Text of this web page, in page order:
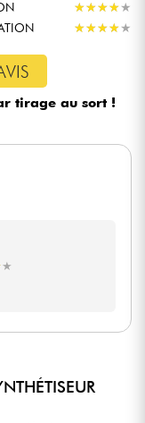
haute qualité. Sa
musicale et
outil précieux pour
son. Sur scène, sa
des performances
en temps réel,
instantanés.
★★★★★
★★★★★
★★★★★
★★★★★
tirage au sort !
★
★